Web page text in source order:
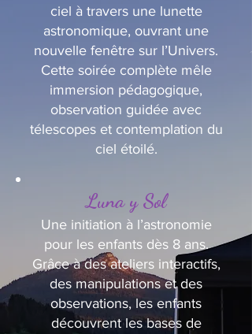
ciel à travers une lunette
astronomique, ouvrant une
nouvelle fenêtre sur l’Univers.
Cette soirée complète mêle
immersion pédagogique,
observation guidée avec
télescopes et contemplation du
ciel étoilé.
Luna y Sol
Une initiation à l’astronomie
pour les enfants dès 8 ans.
Grâce à des ateliers interactifs,
des manipulations et des
observations, les enfants
découvrent les bases de